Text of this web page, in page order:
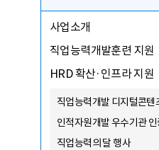
사업소개
직업능력개발훈련 지원
HRD 확산·인프라 지원
직업능력개발 디지털콘텐
인적자원개발 우수기관 인
직업능력의 달 행사